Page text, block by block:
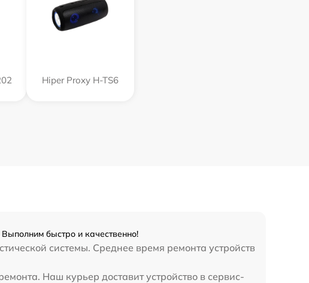
Hiper Proxy H-TS6
быстро и качественно!
системы. Среднее время ремонта устройств
Наш курьер доставит устройство в сервис-